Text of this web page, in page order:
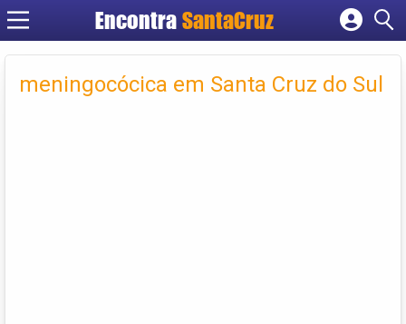
Encontra
Cadastrar empresa
Criar conta
meningocócica em Santa Cruz do Sul